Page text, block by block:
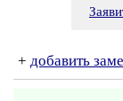
+ добавить